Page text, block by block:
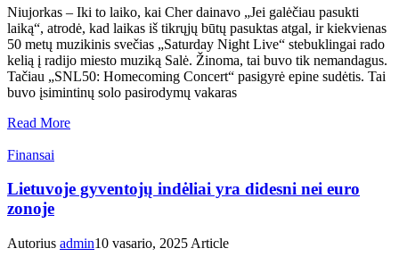
Niujorkas – Iki to laiko, kai Cher dainavo „Jei galėčiau pasukti
laiką“, atrodė, kad laikas iš tikrųjų būtų pasuktas atgal, ir kiekvienas
50 metų muzikinis svečias „Saturday Night Live“ stebuklingai rado
kelią į radijo miesto muziką Salė. Žinoma, tai buvo tik nemandagus.
Tačiau „SNL50: Homecoming Concert“ pasigyrė epine sudėtis. Tai
buvo įsimintinų solo pasirodymų vakaras
Read More
Finansai
Lietuvoje gyventojų indėliai yra didesni nei euro
zonoje
Autorius admin10 vasario, 2025 Article